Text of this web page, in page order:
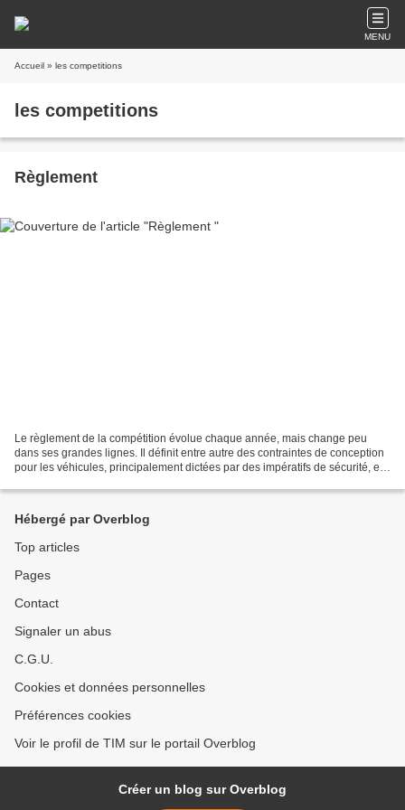
MENU
Accueil » les competitions
les competitions
Règlement
Le règlement de la compétition évolue chaque année, mais change peu
dans ses grandes lignes. Il définit entre autre des contraintes de conception
pour les véhicules, principalement dictées par des impératifs de sécurité, et
Hébergé par Overblog
Top articles
Pages
Contact
Signaler un abus
C.G.U.
Cookies et données personnelles
Préférences cookies
Voir le profil de TIM sur le portail Overblog
Créer un blog sur Overblog